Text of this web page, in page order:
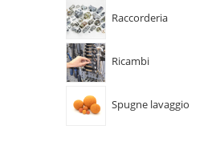
Raccorderia
Ricambi
Spugne lavaggio